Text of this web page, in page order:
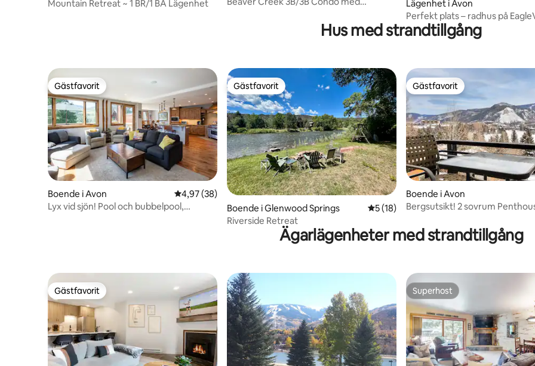
Mountain Retreat ~ 1 BR/1 BA Lägenhet
Lägenhet i Avon
Perfekt plats – radhus på
Course
Hus med strandtillgång
Gästfavorit
Gästfavorit
Boende i Avon 4,97 av 5 i genomsnittligt betyg, 38 omdömen
4,97 (38)
Lyx vid sjön! Pool och bubbelpool,
Gästfavorit
Gästfavorit
Boende i Glenwood Springs 5 av 5 i genomsnittligt betyg, 18
5 (18)
Riverside Retreat
Gästfavorit
Gästfavorit
Boende i Avon
Bergsutsikt! 2 sovrum
Ägarlägenheter med strandtillgång
Gästfavorit
Gästfavorit Superhost
Superhost